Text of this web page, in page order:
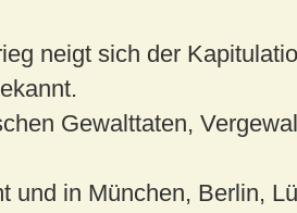
neigt sich der
Gewalttaten,
und in München, Berlin,